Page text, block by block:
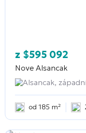
z $595 092
Nove Alsancak
Alsancak,
od 185 m²